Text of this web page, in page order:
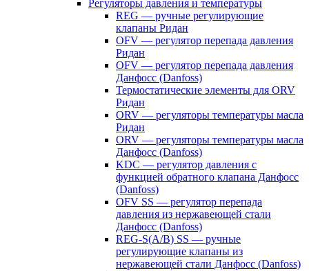
Регуляторы давления и температуры
REG — ручные регулирующие
клапаны Ридан
OFV — регулятор перепада давления
Ридан
OFV — регулятор перепада давления
Данфосс (Danfoss)
Термостатические элементы для ORV
Ридан
ORV — регуляторы температуры масла
Ридан
ORV — регуляторы температуры масла
Данфосс (Danfoss)
KDC — регулятор давления с
функцией обратного клапана Данфосс
(Danfoss)
OFV SS — регулятор перепада
давления из нержавеющей стали
Данфосс (Danfoss)
REG-S(A/B) SS — ручные
регулирующие клапаны из
нержавеющей стали Данфосс (Danfoss)